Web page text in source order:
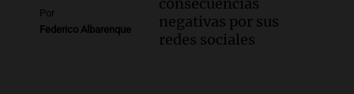
Por
Federico Albarenque
negativas por sus
redes sociales